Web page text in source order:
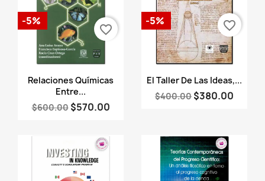
Vista rápida
Relaciones Químicas
Entre...
$600.00 $570.00
-5%
favorite_border
Vista rápida
El Taller De Las Ideas,...
$400.00 $380.00
-5% favorite_border